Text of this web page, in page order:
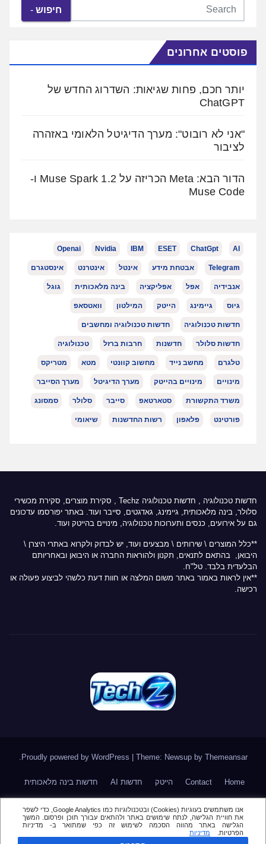
אנו משתמשים בעוגיות (Cookies) ובטכנולוגיות כמו Google Analytics, כדי לשפר
את חוויית הגלישה, לנתח שימושים באתר ולהתאים עבורך תוכן ופרסום. המשך
הגלישה באתר מהווה הסכמה לשימוש זה כפי שמתואר ב- מדיניות
הפרטיות.
מדיניות
חיפוש
פוסטים אחרונים
יותר חכם, פחות שגיאות: השדרוג החדש של
ChatGPT
"אני לא רובוט": מערך הדיגיטל הלאומי באזהרה
לציבור
הדור הבא: Meta הכריזה על Muse Spark 1.2 ו-
Muse Code
AI
ChatGpt
ESET
IBM
Nvidia
Openai
Telegram אבטחת מידע אינטל אינטרנט אינסטגרם
אנבידיה אפל אפליקציה בינה מלאכותית גוגל
גיוס גיימינג הייטק המילטון וואטסאפ
חדשות טכנולוגיה חדשות טכנולוגיה ומחשבים
חדשות סלולר חדשנות חרבות ברזל טכנולוגיה
טלגרם מחשב נייד מחשוב קוונטי מטא מטריקס
מינויים מינויים בהייטק מערך הדיגיטל מערך הסייבר
משרד התקשורת סטארטאפ סייבר סלולר סמסונג
פורטינט פלאפון רשות החדשנות שיאומי
חדשות טכנולוגיה , חדשות טכנולוגיה Techz
, סקירת מוצרים, סקירת מכשירי
סלולר, בינה מלאכותית, גיימינג, גאדגטים, סייבר ועוד. באתר יפורסמו עדכונים
גם על אירועים, כנסים ותערוכות טכנולוגיה, מינויים בהייטק ועוד.
**כלל המוצרים \ שירותים \ מבצעים ועוד, יש לבדוק ולקרוא באתרי היצרן \
היבואן, בהתאם לתנאים, תקנון ולהוראות החברה או היבואן ובאחריותם
הבלעדית בלבד. טל"ח.
**אין לראות באמור באתר משום המלצה או חוות דעת כלשהי לביצוע פעולה או
רכישה.
Proudly powered by WordPress | Theme: Newsup by Themeansar
Home
Contact הייטק חדשות AI חדשות בינה מלאכותית
מור מינויים בהייטק סקירות